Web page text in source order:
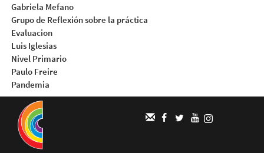
Gabriela Mefano
Grupo de Reflexión sobre la práctica
Evaluacion
Luis Iglesias
Nivel Primario
Paulo Freire
Pandemia